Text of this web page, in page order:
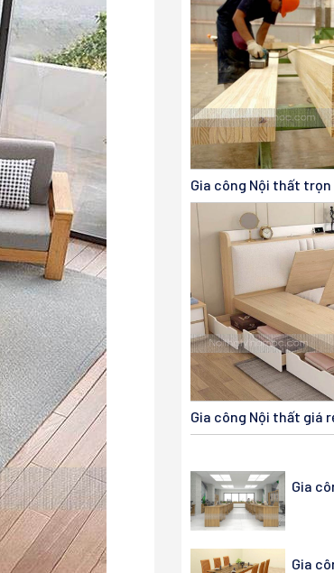
Gia công Nội thất trọn
Gia công Nội thất giá
Gia
Gia